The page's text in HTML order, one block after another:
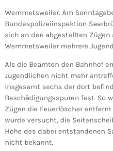
Wemmetsweiler. Am
Bundespolizeiinspektion
sich an den abgestellten Zügen
Wemmetsweiler mehrere
Als die Beamten den Bahnhof
Jugendlichen nicht mehr
insgesamt sechs der dort
Beschädigungsspuren fest. So
Zügen die Feuerlöscher
wurde versucht, die
Höhe des dabei entstandenen
nicht bekannt.